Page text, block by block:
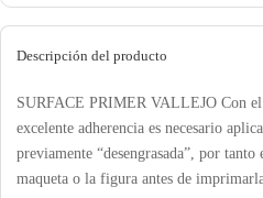
Descripción del producto
SURFACE PRIMER VALLEJO Con
excelente adherencia es necesario
previamente “desengrasada”, por
maqueta o la figura antes de